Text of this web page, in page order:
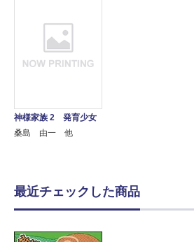
神様家族 2 発育少女
桑島 由一 他
最近チェックした商品